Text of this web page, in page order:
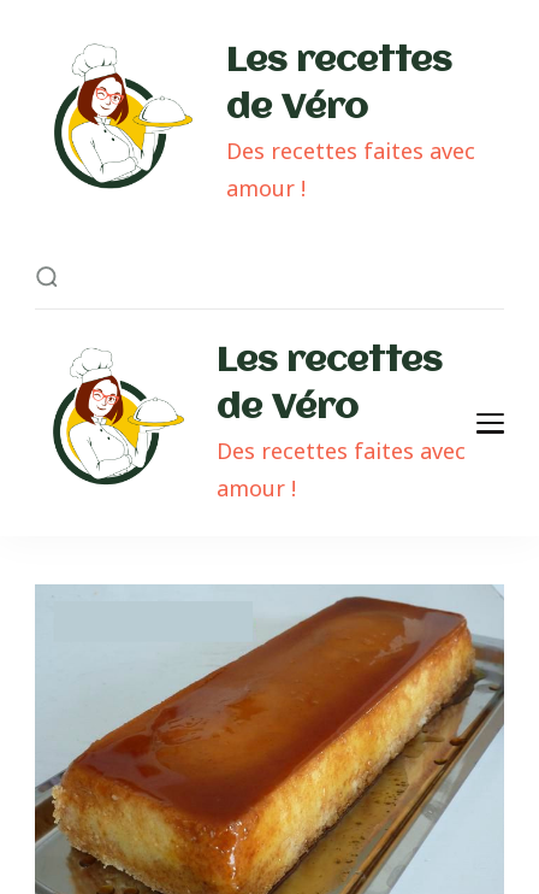
Les recettes
de Véro
Des recettes faites avec
amour !
Les recettes
de Véro
Des recettes faites avec
amour !